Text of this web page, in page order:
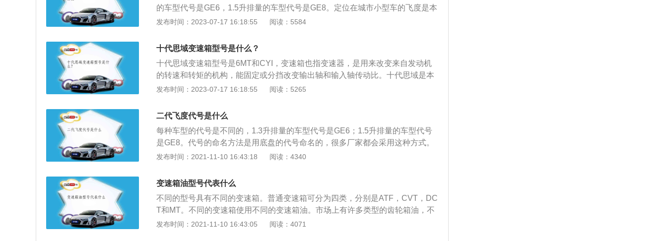
的车型代号是GE6，1.5升排量的车型代号是GE8。定位在城市小型车的飞度是本
田旗下车型，二代飞度的车身尺寸为3920mm、1695mm、1525mm，轴距是250
其他部分线条比较圆润，但发动机罩上凸起的鼻椎线条展示着新车的力量。该车
三角形头灯与不规则五边形尾灯造型，以及附有转向灯的车外后视镜既保留了第
一代产品的加速特征，又给新飞度带来了更多的个性。
发布时间：2023-07-17 16:18:55 阅读：5584
十代思域变速箱型号是什么？
十代思域变速箱型号是6MT和CYI，变速箱也指变速器，是用来改变来自发动机
的转速和转矩的机构，能固定或分挡改变输出轴和输入轴传动比。十代思域是本
田汽车旗下的一款紧凑型汽车，其车身尺寸是：长4517毫米、宽1799毫米、高1
发动机，最大功率是130千瓦，最大扭矩是226牛米，与其匹配的是CVT无级变速
箱。
发布时间：2023-07-17 16:18:55 阅读：5265
二代飞度代号是什么
每种车型的代号是不同的，1.3升排量的车型代号是GE6；1.5升排量的车型代号
是GE8。代号的命名方法是用底盘的代号命名的，很多厂家都会采用这种方式。
飞度在我国销售的车型一共有三代。具体的代号分别是：第一代飞度：1.3排量的
量的代号是GE8。第三代飞度：1.3排量的未引进；只有1.5排量的车型。1.5排量
的代号是GK5。飞度配备1.5LL4自然吸气发动机，该发动机拥有96千瓦的功率和
155牛米的扭距，在同级别发动机里面无人可出其，其手动挡的车型百公里加速
时间可以做到九秒以内，自动挡的车型也在十秒以内，在获得强劲动力的同时又
不会以高油耗作为代价。
发布时间：2021-11-10 16:43:18 阅读：4340
变速箱油型号代表什么
不同的型号具有不同的变速箱。普通变速箱可分为四类，分别是ATF，CVT，DC
T和MT。不同的变速箱使用不同的变速箱油。市场上有许多类型的齿轮箱油，不
同等级的油具有不同的作用。美国石油学会对变速箱油作了性能分类，齿轮油包
发布时间：2021-11-10 16:43:05 阅读：4071